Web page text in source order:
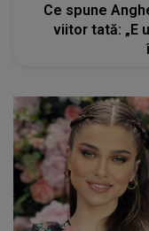
Ce spune
viitor tată: „E